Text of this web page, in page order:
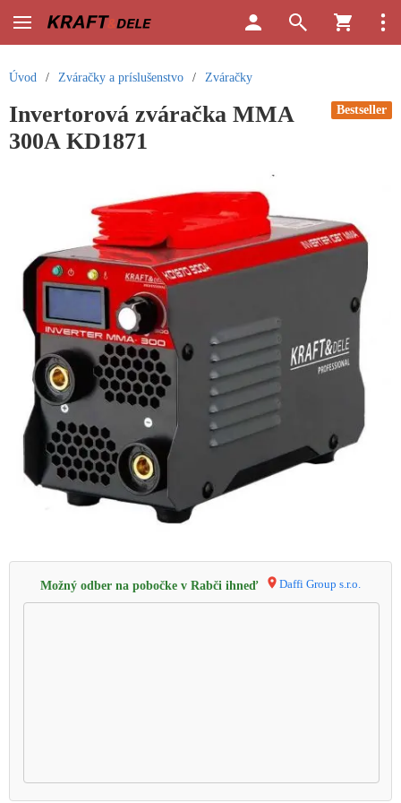
Úvod / Zváračky a príslušenstvo / Zváračky
Bestseller
Invertorová zváračka MMA
300A KD1871
Možný odber na pobočke v Rabči ihneď Daffi Group s.r.o.